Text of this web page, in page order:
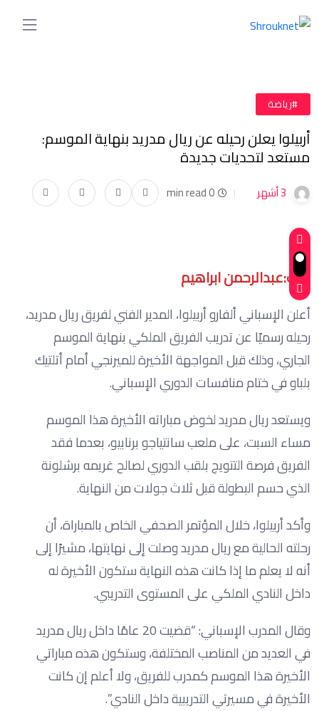
#رياضة
أربيلوا يعلن رحيله عن ريال مدريد بنهاية الموسم:
مستعد لتحديات جديدة
3 أشهر 0 min read
كتب:عبدالرحمن ابراهيم
أعلن الإسباني ألفارو أربيلوا، المدير الفني لفريق ريال مدريد،
رحيله رسميًا عن تدريب الفريق الملكي بنهاية الموسم
الجاري، وذلك قبل المواجهة الأخيرة للميرنجي أمام أتلتيك
بلباو في ختام منافسات الدوري الإسباني.
ويستعد ريال مدريد لخوض مباراته الأخيرة هذا الموسم
مساء السبت، على ملعب سانتياجو برنابيو، بعدما فقد
الفريق فرصة التتويج بلقب الدوري لصالح غريمه برشلونة
الذي حسم البطولة قبل ثلاث جولات من النهاية.
وأكد أربيلوا، خلال المؤتمر الصحفي الخاص بالمباراة، أن
رحلته الحالية مع ريال مدريد وصلت إلى نهايتها، مشيرًا إلى
أنه لا يعلم ما إذا كانت هذه النهاية ستكون الأخيرة له
داخل النادي الملكي على المستوى التدريبي.
وقال المدرب الإسباني: “قضيت 20 عامًا داخل ريال مدريد
في العديد من المناصب المختلفة، وستكون هذه مباراتي
الأخيرة هذا الموسم كمدرب للفريق، ولا أعلم إن كانت
الأخيرة في مسيرتي التدريبية داخل النادي”.